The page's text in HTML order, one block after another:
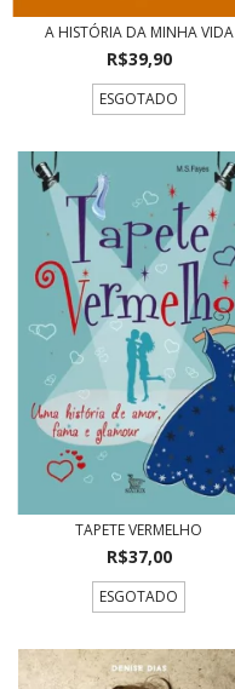
A HISTÓRIA DA MINHA VIDA
R$39,90
ESGOTADO
TAPETE VERMELHO
R$37,00
ESGOTADO